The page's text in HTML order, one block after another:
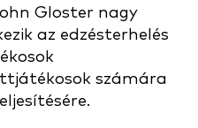
Gloster nagy
az edzésterhelés
számára